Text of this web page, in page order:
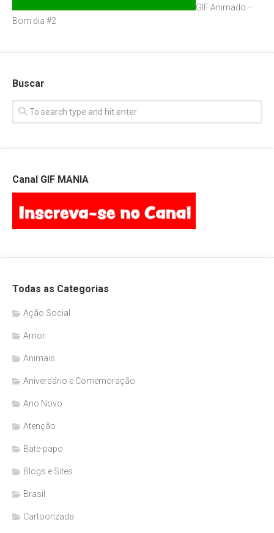
GIF Animado –
Bom dia #2
Buscar
Canal GIF MANIA
Todas as Categorias
Ação Social
Amor
Animais
Aniversário e Comemoração
Ano Novo
Atenção
Bate-papo
Blogs e Sites
Brasil
Cartoonzada